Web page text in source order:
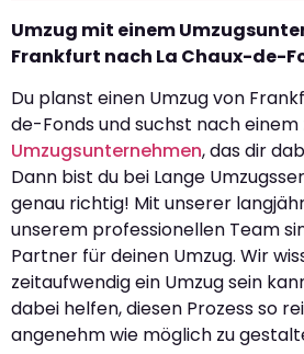
Umzug mit einem
Frankfurt nach La Chaux-de-
Du planst einen Umzug von
de-Fonds und suchst nach einem
Umzugsunternehmen, das dir
Dann bist du bei Lange
genau richtig! Mit unserer
unserem professionellen Team
Partner für deinen Umzug. Wir
zeitaufwendig ein Umzug sein
dabei helfen, diesen Prozess so
angenehm wie möglich zu